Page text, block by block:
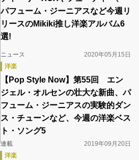
パフューム・ジーニアスなど今週リ
リースのMikiki推し洋楽アルバム6
選!
ニュース
2020年05月15日
洋楽
【Pop Style Now】第55回 エン
ジェル・オルセンの壮大な新曲、パ
フューム・ジーニアスの実験的ダン
ス・チューンなど、今週の洋楽ベス
ト・ソング5
連載
2019年09月20日
洋楽